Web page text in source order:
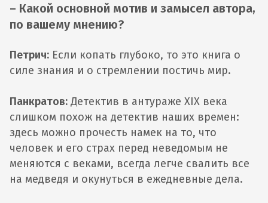
– Какой основной мотив и замысел автора,
по вашему мнению?
Петрич: Если копать глубоко, то это книга о
силе знания и о стремлении постичь мир.
Панкратов: Детектив в антураже XIX века
слишком похож на детектив наших времен:
здесь можно прочесть намек на то, что
человек и его страх перед неведомым не
меняются с веками, всегда легче свалить все
на медведя и окунуться в ежедневные дела.